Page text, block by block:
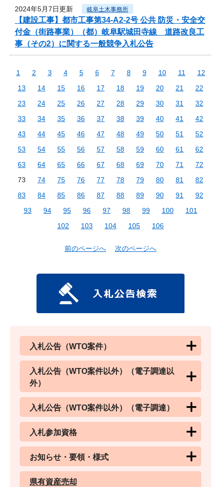
2024年5月7日更新 岐阜土木事務所
【建設工事】都市工事第34-A2-2号 公共 防災・安全交
付金（街路事業）（都）岐阜駅城田寺線 道路改良工
事（その2）に関する一般競争入札公告
1 2 3 4 5 6 7 8 9 10 11
12
13
14 15 16 17 18 19 20 21
22
23
24 25 26 27 28 29 30 31
32
33
34 35 36 37 38 39 40 41
42
43
44 45 46 47 48 49 50 51
52
53
54 55 56 57 58 59 60 61
62
63
64 65 66 67 68 69 70 71
72
73
74 75 76 77 78 79 80 81
82
83
84 85 86 87 88 89 90 91
92
93
94 95 96 97 98 99 100
101
102
103 104 105 106
前のページへ 次のページへ
入札公告（WTO案件）
入札公告（WTO案件以外）（電子調達以
外）
入札公告（WTO案件以外）（電子調達）
入札参加資格
お知らせ・要領・様式
県有資産売却